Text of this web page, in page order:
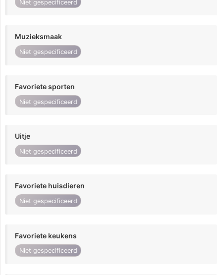
Niet gespecificeerd
Muzieksmaak
Niet gespecificeerd
Favoriete sporten
Niet gespecificeerd
Uitje
Niet gespecificeerd
Favoriete huisdieren
Niet gespecificeerd
Favoriete keukens
Niet gespecificeerd